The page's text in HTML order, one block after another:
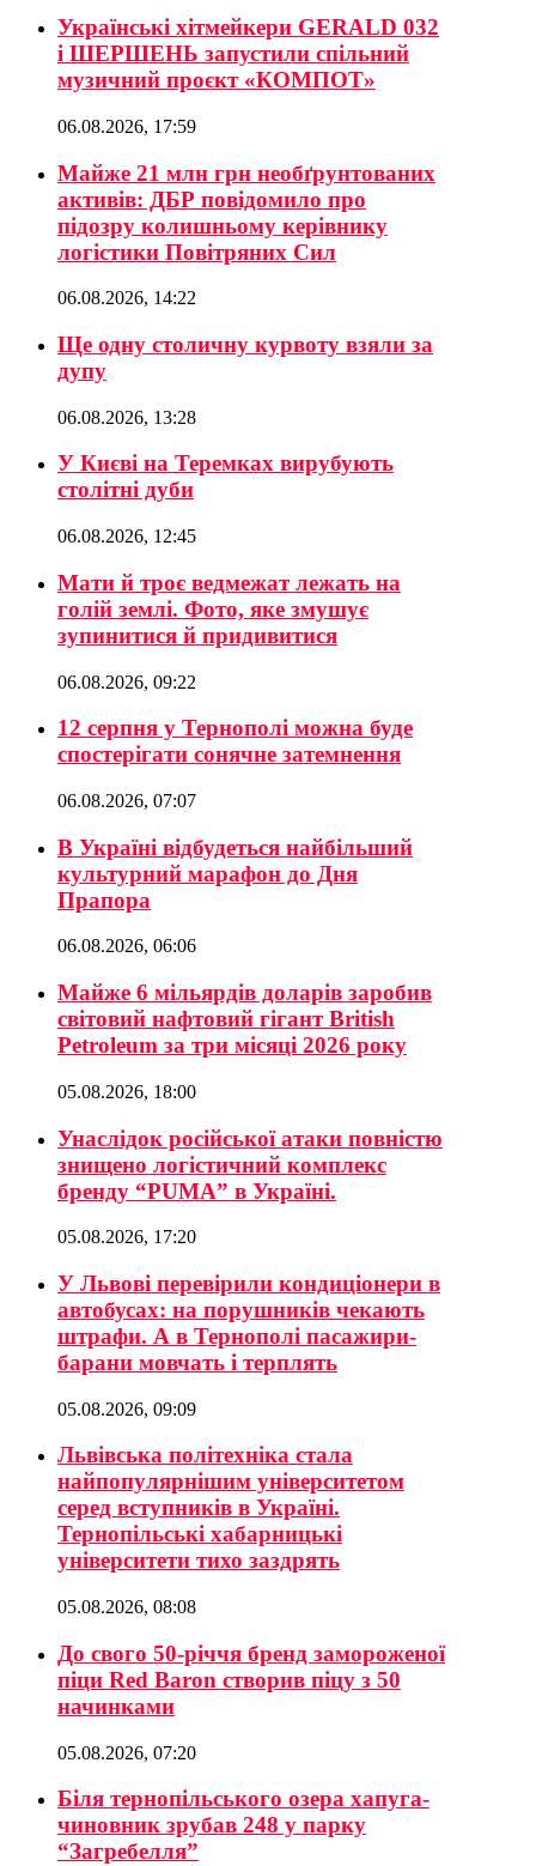
Українські хітмейкери GERALD 032
і ШЕРШЕНЬ запустили спільний
музичний проєкт «КОМПОТ»
06.08.2026, 17:59
Майже 21 млн грн необґрунтованих
активів: ДБР повідомило про
підозру колишньому керівнику
логістики Повітряних Сил
06.08.2026, 14:22
Ще одну столичну курвоту взяли за
дупу
06.08.2026, 13:28
У Києві на Теремках вирубують
столітні дуби
06.08.2026, 12:45
Мати й троє ведмежат лежать на
голій землі. Фото, яке змушує
зупинитися й придивитися
06.08.2026, 09:22
12 серпня у Тернополі можна буде
спостерігати сонячне затемнення
06.08.2026, 07:07
В Україні відбудеться найбільший
культурний марафон до Дня
Прапора
06.08.2026, 06:06
Майже 6 мільярдів доларів заробив
світовий нафтовий гігант British
Petroleum за три місяці 2026 року
05.08.2026, 18:00
Унаслідок російської атаки повністю
знищено логістичний комплекс
бренду “PUMA” в Україні.
05.08.2026, 17:20
У Львові перевірили кондиціонери в
автобусах: на порушників чекають
штрафи. А в Тернополі пасажири-
барани мовчать і терплять
05.08.2026, 09:09
Львівська політехніка стала
найпопулярнішим університетом
серед вступників в Україні.
Тернопільські хабарницькі
університети тихо заздрять
05.08.2026, 08:08
До свого 50-річчя бренд замороженої
піци Red Baron створив піцу з 50
начинками
05.08.2026, 07:20
Біля тернопільського озера хапуга-
чиновник зрубав 248 у парку
“Загребелля”